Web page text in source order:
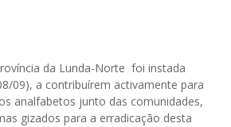
da Lunda-Norte foi instada
09), a contribuírem activamente para
analfabetos junto das comunidades,
gizados para a erradicação desta